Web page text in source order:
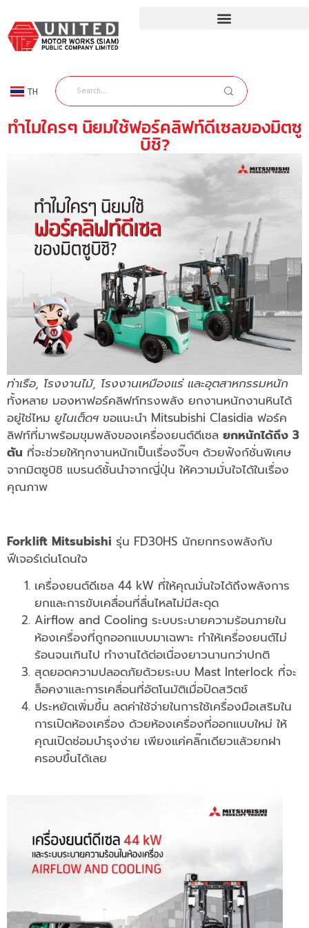
TH
EN
ทำไมใครๆ นิยมใช้ฟอร์คลิฟท์ดีเซลของมิตซู
บิชิ?
ท่าเรือ, โรงงานไม้, โรงงานเหมืองแร่ และอุตสาหกรรมหนัก
ทั้งหลาย มองหาฟอร์คลิฟท์ทรงพลัง ยกงานหนักงานหินได้
อยู่ใช่ไหม ยูไนเต็ดฯ ขอแนะนำ Mitsubishi Clasidia ฟอร์ค
ลิฟท์ที่มาพร้อมขุมพลังของเครื่องยนต์ดีเซล ยกหนักได้ถึง 3
ตัน ที่จะช่วยให้ทุกงานหนักเป็นเรื่องจิ๊บๆ ด้วยฟังก์ชั่นพิเศษ
จากมิตซูบิชิ แบรนด์ชั้นนำจากญี่ปุ่น ให้ความมั่นใจได้ในเรื่อง
คุณภาพ
Forklift Mitsubishi รุ่น FD30HS นักยกทรงพลังกับ
ฟีเจอร์เด่นโดนใจ
เครื่องยนต์ดีเซล 44 kW ที่ให้คุณมั่นใจได้ถึงพลังการ
ยกและการขับเคลื่อนที่ลื่นไหลไม่มีสะดุด
Airflow and Cooling ระบบระบายความร้อนภายใน
ห้องเครื่องที่ถูกออกแบบมาเฉพาะ ทำให้เครื่องยนต์ไม่
ร้อนจนเกินไป ทำงานได้ต่อเนื่องยาวนานกว่าปกติ
สุดยอดความปลอดภัยด้วยระบบ Mast Interlock ที่จะ
ล็อคงาและการเคลื่อนที่อัตโนมัติเมื่อปิดสวิตช์
ประหยัดเพิ่มขึ้น ลดค่าใช้จ่ายในการใช้เครื่องมือเสริมใน
การเปิดห้องเครื่อง ด้วยห้องเครื่องที่ออกแบบใหม่ ให้
คุณเปิดซ่อมบำรุงง่าย เพียงแค่คลิ๊กเดียวแล้วยกฝา
ครอบขึ้นได้เลย